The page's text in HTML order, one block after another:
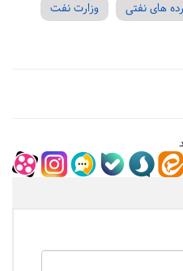
های نفتی
وزارت نفت